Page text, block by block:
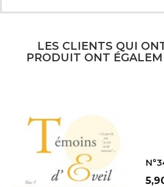
LES CLIENTS QUI
PRODUIT ONT
Prix